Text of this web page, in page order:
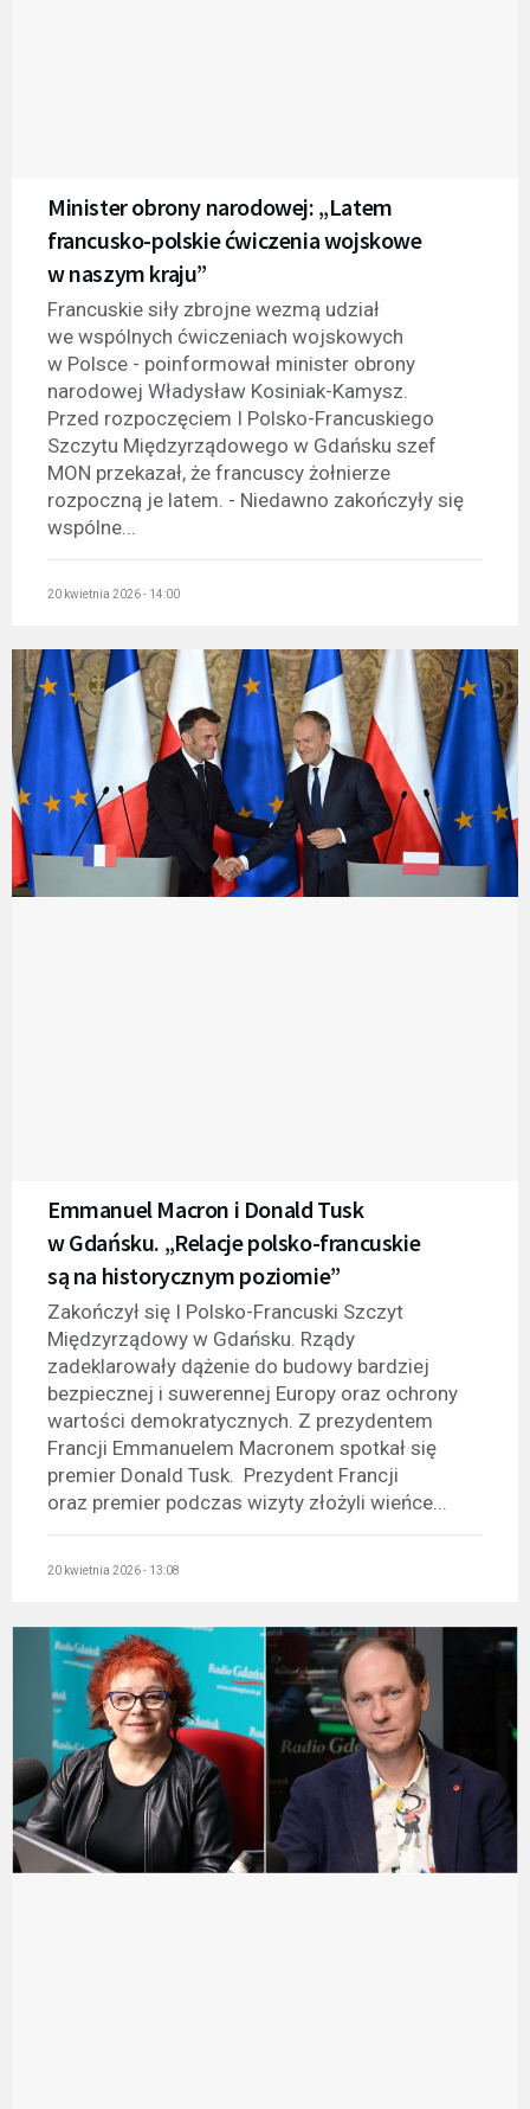
Minister obrony narodowej: „Latem
francusko-polskie ćwiczenia wojskowe
w naszym kraju”
Francuskie siły zbrojne wezmą udział
we wspólnych ćwiczeniach wojskowych
w Polsce - poinformował minister obrony
narodowej Władysław Kosiniak-Kamysz.
Przed rozpoczęciem I Polsko-Francuskiego
Szczytu Międzyrządowego w Gdańsku szef
MON przekazał, że francuscy żołnierze
rozpoczną je latem. - Niedawno zakończyły się
wspólne...
20 kwietnia 2026 - 14:00
Emmanuel Macron i Donald Tusk
w Gdańsku. „Relacje polsko-francuskie
są na historycznym poziomie”
Zakończył się I Polsko-Francuski Szczyt
Międzyrządowy w Gdańsku. Rządy
zadeklarowały dążenie do budowy bardziej
bezpiecznej i suwerennej Europy oraz ochrony
wartości demokratycznych. Z prezydentem
Francji Emmanuelem Macronem spotkał się
premier Donald Tusk. Prezydent Francji
oraz premier podczas wizyty złożyli wieńce...
20 kwietnia 2026 - 13:08